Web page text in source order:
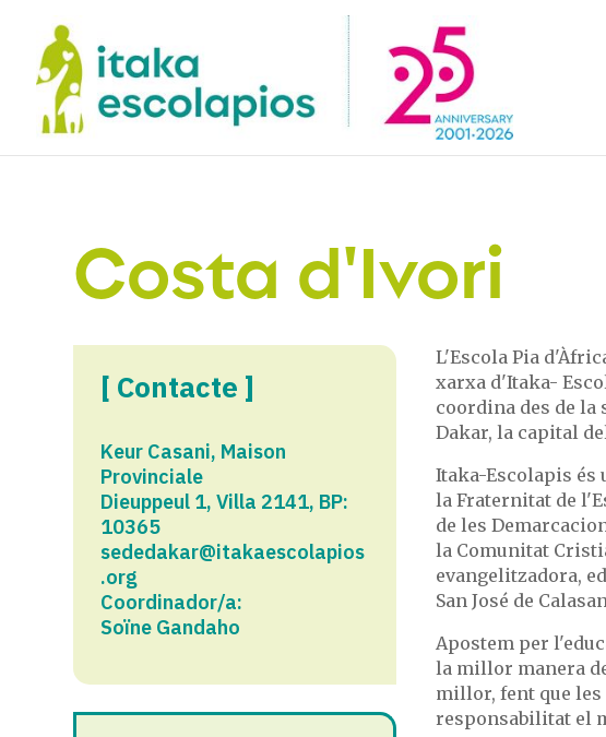
Costa d'Ivori
[ Contacte ]
Keur Casani, Maison
Provinciale
Dieuppeul 1, Villa 2141, BP:
10365​
sededakar@itakaescolapios
.org
Coordinador/a:
Soïne Gandaho
L'Escola Pia
xarxa d'Itaka-
coordina des de la
Dakar, la capital
Itaka-Escolapis és
la Fraternitat de
de les
la Comunitat
evangelitzadora,
San José de
Apostem per
la millor manera
millor, fent que les
responsabilitat el